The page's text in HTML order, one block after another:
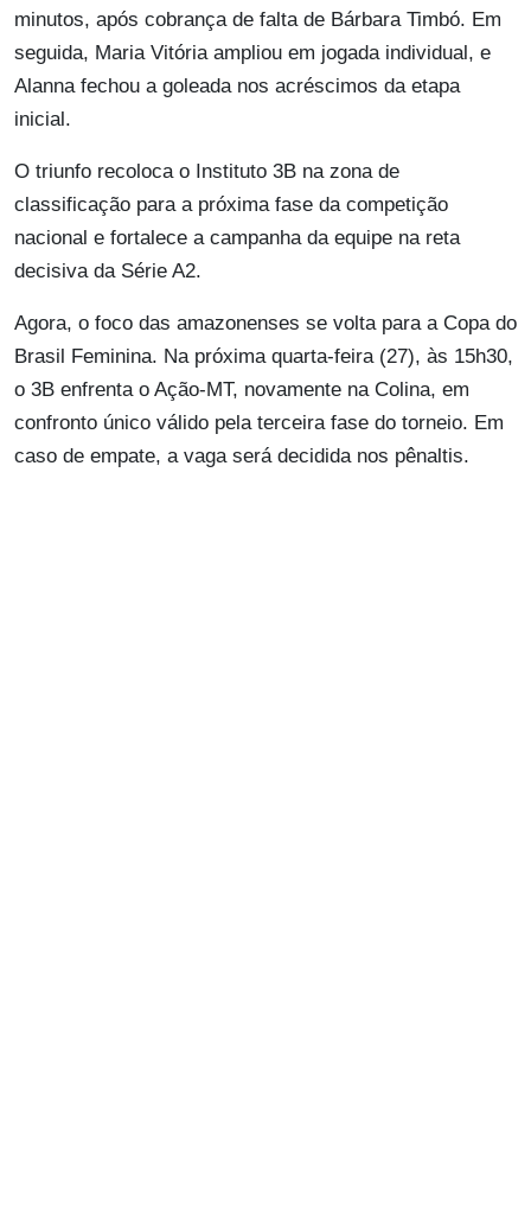
minutos, após cobrança de falta de Bárbara Timbó. Em
seguida, Maria Vitória ampliou em jogada individual, e
Alanna fechou a goleada nos acréscimos da etapa
inicial.
O triunfo recoloca o Instituto 3B na zona de
classificação para a próxima fase da competição
nacional e fortalece a campanha da equipe na reta
decisiva da Série A2.
Agora, o foco das amazonenses se volta para a Copa do
Brasil Feminina. Na próxima quarta-feira (27), às 15h30,
o 3B enfrenta o Ação-MT, novamente na Colina, em
confronto único válido pela terceira fase do torneio. Em
caso de empate, a vaga será decidida nos pênaltis.